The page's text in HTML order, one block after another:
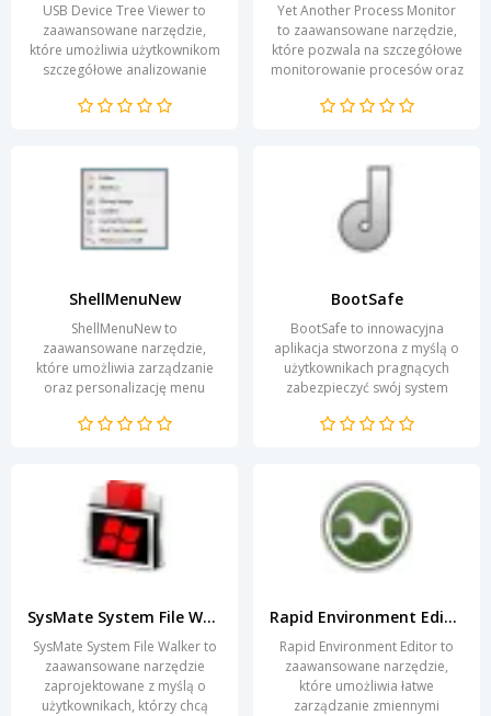
USB Device Tree Viewer to
zaawansowane narzędzie,
które umożliwia użytkownikom
szczegółowe analizowanie
urządzeń USB w systemie....
Yet Another Process Monitor
to zaawansowane narzędzie,
które pozwala na szczegółowe
monitorowanie procesów oraz
czasie rzeczywistym....
ShellMenuNew
ShellMenuNew to
zaawansowane narzędzie,
które umożliwia zarządzanie
oraz personalizację menu
Windows. Dzięki tej aplikacji
BootSafe
BootSafe to innowacyjna
aplikacja stworzona z myślą o
użytkownikach pragnących
zabezpieczyć swój system
niepożądanymi zmianami
SysMate System File Walker
SysMate System File Walker to
zaawansowane narzędzie
zaprojektowane z myślą o
użytkownikach, którzy chcą
Rapid Environment Editor
Rapid Environment Editor to
zaawansowane narzędzie,
które umożliwia łatwe
zarządzanie zmiennymi